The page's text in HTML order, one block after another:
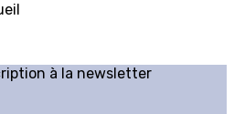
à la newsletter